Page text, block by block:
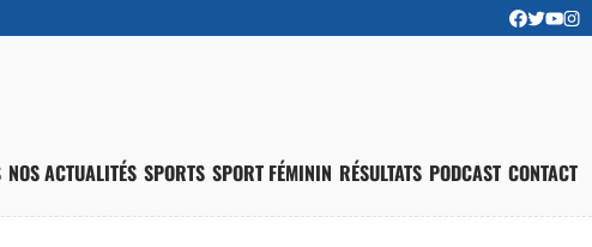
NOS ACTUALITÉS SPORTS SPORT FÉMININ RÉSULTATS PODCAST CONTACT